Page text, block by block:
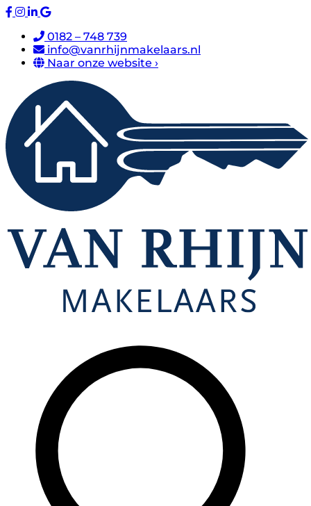
0182 – 748 739
info@vanrhijnmakelaars.nl
Naar onze website ›